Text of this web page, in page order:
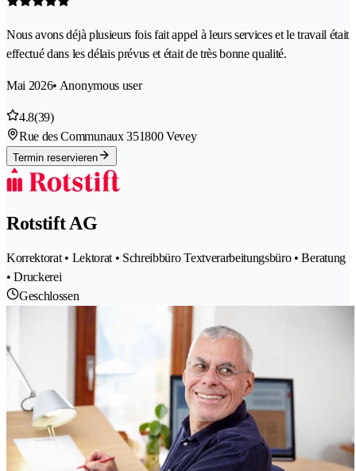
Nous avons déjà plusieurs fois fait appel à leurs services et le travail était
effectué dans les délais prévus et était de très bonne qualité.
Mai 2026• Anonymous user
4.8(39)
Rue des Communaux 351800 Vevey
Termin reservieren
Rotstift AG
Korrektorat • Lektorat • Schreibbüro Textverarbeitungsbüro • Beratung
• Druckerei
Geschlossen